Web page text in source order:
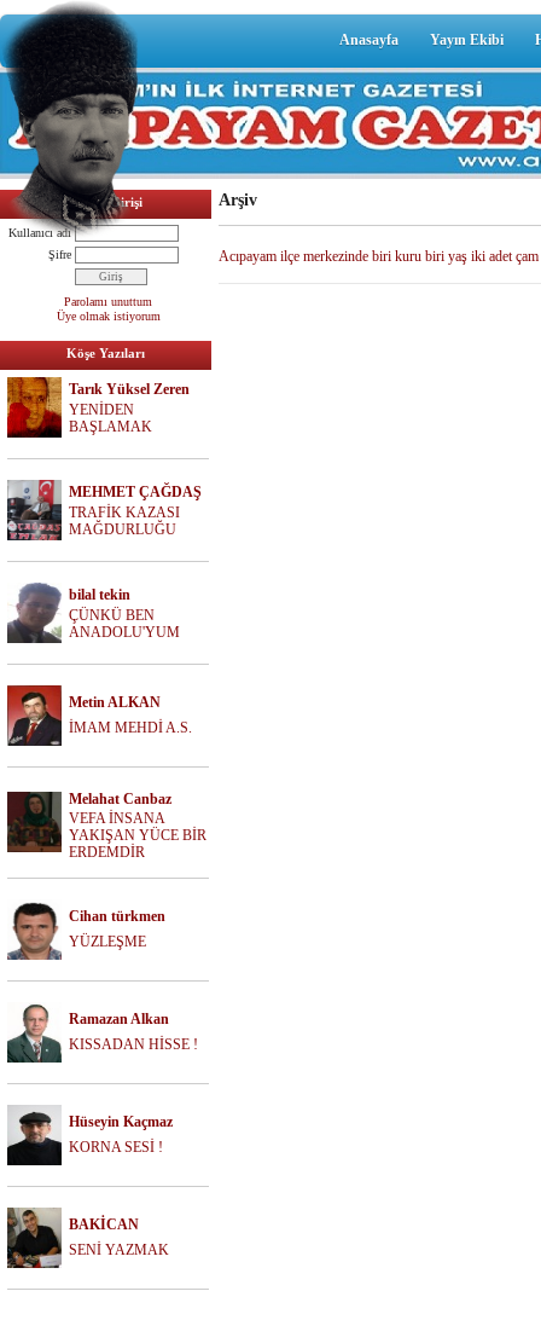
Anasayfa Yayın Ekibi
Üyelik Girişi
Kullanıcı adı
Şifre
Parolamı unuttum
Üye olmak istiyorum
Köşe Yazıları
Tarık Yüksel Zeren
YENİDEN
BAŞLAMAK
MEHMET ÇAĞDAŞ
TRAFİK KAZASI
MAĞDURLUĞU
bilal tekin
ÇÜNKÜ BEN
ANADOLU'YUM
Metin ALKAN
İMAM MEHDİ A.S.
Melahat Canbaz
VEFA İNSANA
YAKIŞAN YÜCE BİR
ERDEMDİR
Cihan türkmen
YÜZLEŞME
Ramazan Alkan
KISSADAN HİSSE !
Hüseyin Kaçmaz
KORNA SESİ !
BAKİCAN
SENİ YAZMAK
Arşiv
Acıpayam ilçe merkezinde biri kuru biri yaş iki adet